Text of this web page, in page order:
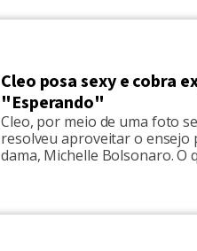
Cleo posa sexy e cobra
"Esperando"
Cleo, por meio de uma foto
resolveu aproveitar o ensejo
dama, Michelle Bolsonaro.